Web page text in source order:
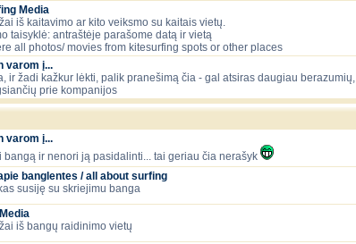
Media
iš kaitavimo ar kito veiksmo su kaitais vietų.
taisyklė: antraštėje parašome datą ir vietą
all photos/ movies from kitesurfing spots or other places
varom į...
ir žadi kažkur lėkti, palik pranešimą čia - gal atsiras daugiau berazumių,
prie kompanijos
varom į...
bangą ir nenori ją pasidalinti... tai geriau čia nerašyk
banglentes / all about surfing
susiję su skriejimu banga
iš bangų raidinimo vietų